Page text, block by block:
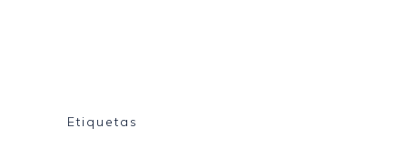
Etiquetas